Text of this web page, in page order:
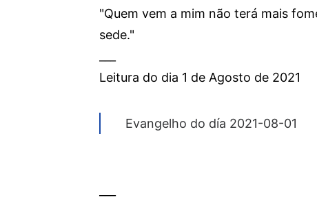
"Quem vem a mim não terá mais
sede."
Leitura do dia 1 de Agosto de 2021
Evangelho do día 2021-08-01